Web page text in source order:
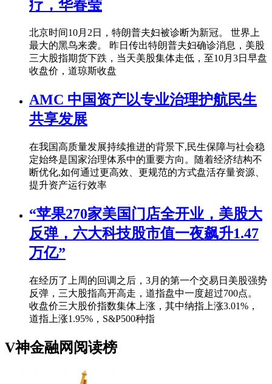
疗，华春莹
北京时间10月2日，特朗普夫妇被诊断为新冠。 世界上
最大的黑鸟来袭。 昨日传出特朗普夫妇确诊消息，美股
三大股指期货下跌，当天美股集体走低，至10月3日早盘
收盘价，道琼斯收盘
AMC 中国资产以专业治理护航民生
共享发展
在我国高质量发展持续推进的背景下,民生保障与社会稳
定始终是国家治理体系中的重要方向。随着经济结构不
断优化,如何通过更高效、更规范的方式盘活存量资源、
提升资产运行效率
“苹果270家美国门店全开业，美股大
反弹，六大科技股市值一夜飙升1.47
万亿”
在经历了上周的回调之后，3月的第一个交易日美股强势
反弹，三大股指高开高走，道指盘中一度超过700点。
收盘价三大股价指数集体上涨，其中纳指上涨3.01%，
道指上涨1.95%，S&P500种指
V神金融网阅读榜